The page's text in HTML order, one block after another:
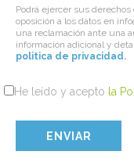
Podrá ejercer sus
oposición a los datos en
una reclamación ante una
información adicional y
politica de privacidad.
He leído y acepto la